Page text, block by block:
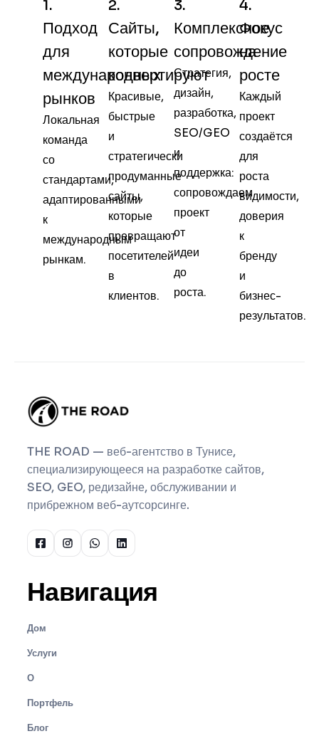
1.
Подход
для
международных
рынков
Локальная
команда
со
стандартами,
адаптированными
к
международным
рынкам.
2.
Сайты,
которые
конвертируют
Красивые,
быстрые
и
стратегически
продуманные
сайты,
которые
превращают
посетителей
в
клиентов.
3.
Комплексное
сопровождение
Стратегия,
дизайн,
разработка,
SEO/GEO
и
поддержка:
сопровождаем
проект
от
идеи
до
роста.
4.
Фокус
на
росте
Каждый
проект
создаётся
для
роста
видимости,
доверия
к
бренду
и
бизнес-
результатов.
THE ROAD — веб-агентство в Тунисе,
специализирующееся на разработке сайтов,
SEO, GEO, редизайне, обслуживании и
прибрежном веб-аутсорсинге.
Навигация
Дом
Услуги
О
Портфель
Блог